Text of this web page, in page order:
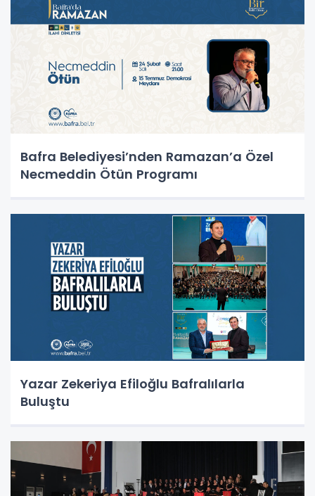
Bafra Belediyesi’nden Ramazan’a Özel
Necmeddin Ötün Programı
Yazar Zekeriya Efiloğlu Bafralılarla
Buluştu